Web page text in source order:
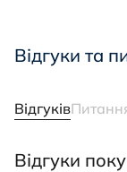
Відгуки та
Відгуків
Відгуки